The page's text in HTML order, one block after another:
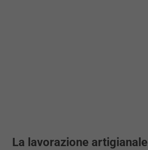
La lavorazione artigianale